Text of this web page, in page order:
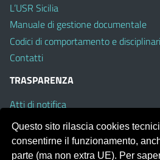
L’USR Sicilia
Manuale di gestione documentale
Codici di comportamento e disciplinari
Contatti
TRASPARENZA
Atti di notifica
Albo on line
Amministrazione Trasparente
Obiettivi di Accessibilità
Questo sito rilascia cookies
consentirne il funzionamento,
parte (ma non extra UE). Per